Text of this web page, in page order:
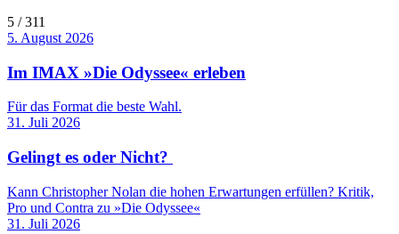
5 / 311
5. August 2026
Im IMAX »Die Odyssee« erleben
Für das Format die beste Wahl.
31. Juli 2026
Gelingt es oder Nicht?
Kann Christopher Nolan die hohen Erwartungen erfüllen? Kritik,
Pro und Contra zu »Die Odyssee«
31. Juli 2026